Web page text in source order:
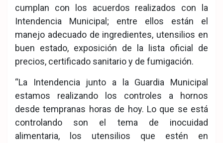
cumplan con los acuerdos realizados con la
Intendencia Municipal; entre ellos están el
manejo adecuado de ingredientes, utensilios en
buen estado, exposición de la lista oficial de
precios, certificado sanitario y de fumigación.
“La Intendencia junto a la Guardia Municipal
estamos realizando los controles a hornos
desde tempranas horas de hoy. Lo que se está
controlando son el tema de inocuidad
alimentaria, los utensilios que estén en